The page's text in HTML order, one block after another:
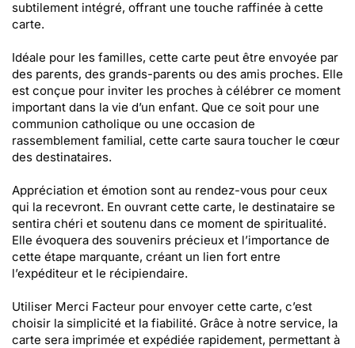
subtilement intégré, offrant une touche raffinée à cette
carte.
Idéale pour les familles, cette carte peut être envoyée par
des parents, des grands-parents ou des amis proches. Elle
est conçue pour inviter les proches à célébrer ce moment
important dans la vie d’un enfant. Que ce soit pour une
communion catholique ou une occasion de
rassemblement familial, cette carte saura toucher le cœur
des destinataires.
Appréciation et émotion sont au rendez-vous pour ceux
qui la recevront. En ouvrant cette carte, le destinataire se
sentira chéri et soutenu dans ce moment de spiritualité.
Elle évoquera des souvenirs précieux et l’importance de
cette étape marquante, créant un lien fort entre
l’expéditeur et le récipiendaire.
Utiliser Merci Facteur pour envoyer cette carte, c’est
choisir la simplicité et la fiabilité. Grâce à notre service, la
carte sera imprimée et expédiée rapidement, permettant à